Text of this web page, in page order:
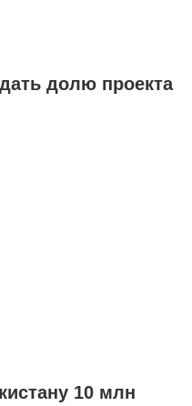
долю проекта
10 млн